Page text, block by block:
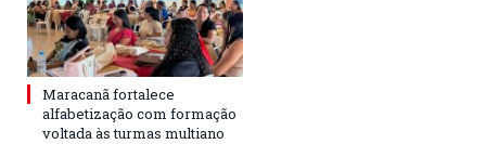
Maracanã fortalece
alfabetização com formação
voltada às turmas multiano